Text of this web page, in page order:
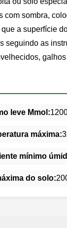
com sombra,
a superfície
seguindo as
leve Mmol:
máxima:
mínimo
do solo: